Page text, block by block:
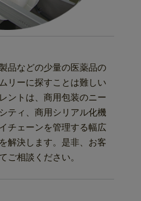
品などの少量の医薬品の
リーに探すことは難しい
ントは、商用包装のニー
ティ、商用シリアル化機
チェーンを管理する幅広
解決します。是非、お客
ご相談ください。